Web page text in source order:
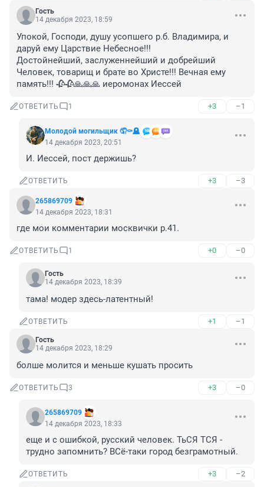
Гость
14 декабря 2023, 18:59
Упокой, Господи, душу усопшего р.б. Владимира, и
даруй ему Царствие Небесное!!!
Достойнейший, заслуженнейший и добрейший
Человек, товарищ и брате во Христе!!! Вечная ему
память!!! 🥀🥀🙏🙏🙏 иеромонах Иессей
ОТВЕТИТЬ 1 +3 –1
Молодой могильщик 🤦⚰️🪦
14 декабря 2023, 20:51
И. Иессей, пост держишь?
ОТВЕТИТЬ +3 –3
265869709
14 декабря 2023, 18:31
где мои комментарии москвички р.41.
ОТВЕТИТЬ 1 +0 –0
Гость
14 декабря 2023, 18:39
тама! модер здесь-латентный!
ОТВЕТИТЬ +1 –1
Гость
14 декабря 2023, 18:29
болше молится и меньше кушать просить
ОТВЕТИТЬ 3 +3 –0
265869709
14 декабря 2023, 18:33
еще и с ошибкой, русский человек. ТьСЯ ТСЯ -
трудно запомнить? ВСё-таки город безграмотный.
ОТВЕТИТЬ +3 –2